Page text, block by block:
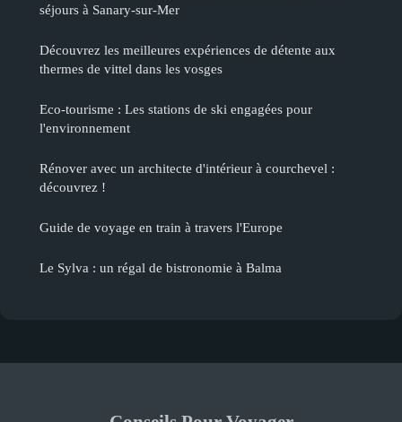
séjours à Sanary-sur-Mer
Découvrez les meilleures expériences de détente aux
thermes de vittel dans les vosges
Eco-tourisme : Les stations de ski engagées pour
l'environnement
Rénover avec un architecte d'intérieur à courchevel :
découvrez !
Guide de voyage en train à travers l'Europe
Le Sylva : un régal de bistronomie à Balma